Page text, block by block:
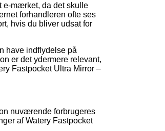
e-mærket, da det skulle
forhandleren ofte ses
hvis du bliver udsat for
have indflydelse på
er det ydermere relevant,
Fastpocket Ultra Mirror –
nuværende forbrugeres
af Watery Fastpocket